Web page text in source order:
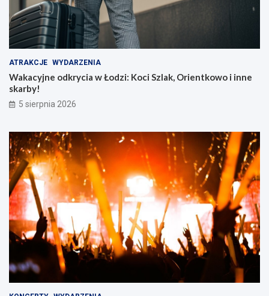
ATRAKCJE WYDARZENIA
Wakacyjne odkrycia w Łodzi: Koci Szlak, Orientkowo i inne
skarby!
5 sierpnia 2026